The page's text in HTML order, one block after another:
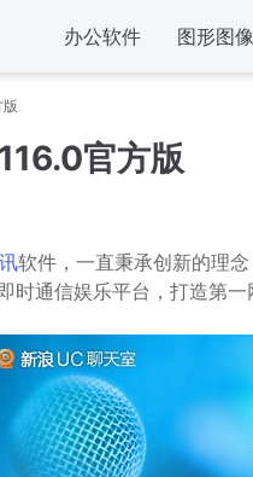
办公软件 图形图像
官方版
软件，一直秉承创新的理
通信娱乐平台，打造第一